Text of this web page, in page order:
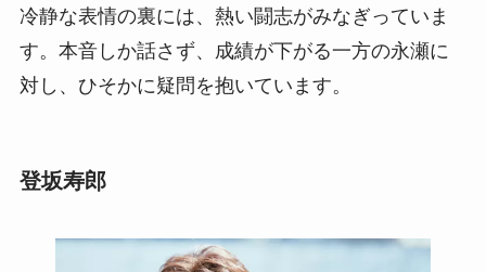
冷静な表情の裏には、熱い闘志がみなぎっていま
す。本音しか話さず、成績が下がる一方の永瀬に
対し、ひそかに疑問を抱いています。
登坂寿郎